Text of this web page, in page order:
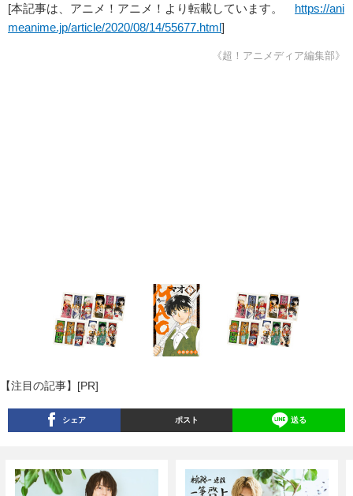
[本記事は、アニメ！アニメ！より転載しています。 https://ani
meanime.jp/article/2020/08/14/55677.html]
《超！アニメディア編集部》
【注目の記事】[PR]
シェア ポスト 送る